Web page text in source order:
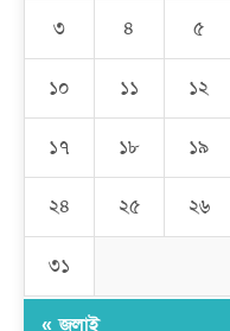
সাধারণ মানুষ
মেহেদীপুর গ্রামে
রমজান উপলক্ষে
জাবাল-ই-নূর মডেল
৩ ৪ ৫
১০ ১১ ১২
১৭ ১৮ ১৯
২৪ ২৫ ২৬
৩১
« জুলাই